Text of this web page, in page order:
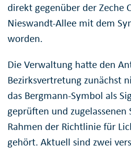
direkt gegenüber der Zeche
Nieswandt-Allee mit dem
worden.
Die Verwaltung hatte den
Bezirksvertretung zunächst
das Bergmann-Symbol als
geprüften und zugelassenen
Rahmen der Richtlinie für
gehört. Aktuell sind zwei